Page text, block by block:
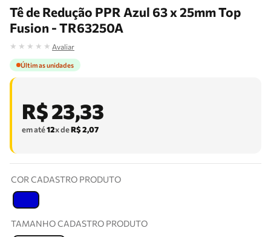
Tê de Redução PPR Azul 63 x 25mm Top
Fusion - TR63250A
★ ★ ★ ★ ★ Avaliar
Últimas unidades
R$23,33
em até12x deR$2,07
COR CADASTRO PRODUTO
TAMANHO CADASTRO PRODUTO